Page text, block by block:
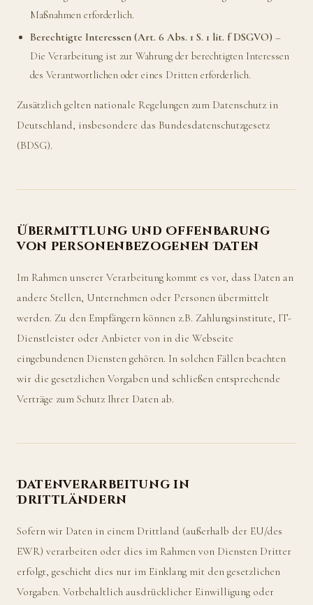
Maßnahmen erforderlich.
Berechtigte Interessen (Art. 6 Abs. 1 S. 1 lit. f DSGVO) –
Die Verarbeitung ist zur Wahrung der berechtigten Interessen
des Verantwortlichen oder eines Dritten erforderlich.
Zusätzlich gelten nationale Regelungen zum Datenschutz in
Deutschland, insbesondere das Bundesdatenschutzgesetz
(BDSG).
Übermittlung und Offenbarung
von personenbezogenen Daten
Im Rahmen unserer Verarbeitung kommt es vor, dass Daten an
andere Stellen, Unternehmen oder Personen übermittelt
werden. Zu den Empfängern können z.B. Zahlungsinstitute, IT-
Dienstleister oder Anbieter von in die Webseite
eingebundenen Diensten gehören. In solchen Fällen beachten
wir die gesetzlichen Vorgaben und schließen entsprechende
Verträge zum Schutz Ihrer Daten ab.
Datenverarbeitung in
Drittländern
Sofern wir Daten in einem Drittland (außerhalb der EU/des
EWR) verarbeiten oder dies im Rahmen von Diensten Dritter
erfolgt, geschieht dies nur im Einklang mit den gesetzlichen
Vorgaben. Vorbehaltlich ausdrücklicher Einwilligung oder